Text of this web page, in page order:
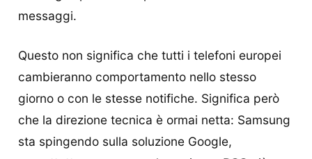
messaggi.
Questo non significa che tutti i telefoni europei
cambieranno comportamento nello stesso
giorno o con le stesse notifiche. Significa però
che la direzione tecnica è ormai netta: Samsung
sta spingendo sulla soluzione Google,